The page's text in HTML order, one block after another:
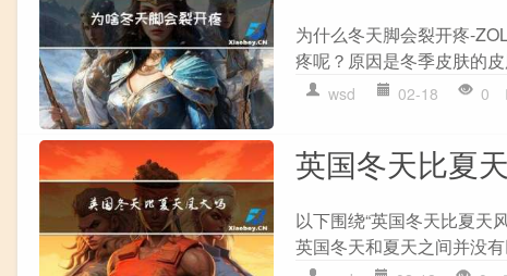
为什么冬天脚会裂开疼-
疼呢？原因是冬季皮肤的
wsd 02-18 0
英国冬天比夏
以下围绕“英国冬天比夏天
英国冬天和夏天之间并没